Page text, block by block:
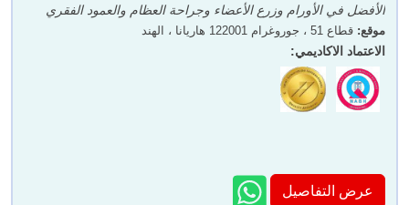
الأفضل في الأورام وزرع الأعضاء وجراحة العظام والعمود الفقري
موقع: قطاع 51 ، جوروغرام 122001 هاريانا ، الهند
الاعتماد الاكاديمي:
عرض التفاصيل